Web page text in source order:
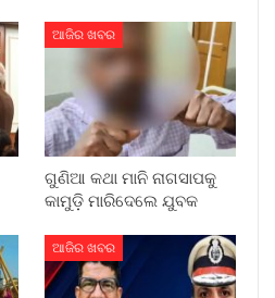
ଆଜିର ଖବର
ଗୁଣିଆ କଥା ମାନି ନାଗସାପକୁ
କାମୁଡ଼ି ମାରିଦେଲେ ଯୁବକ
ଆଜିର ଖବର